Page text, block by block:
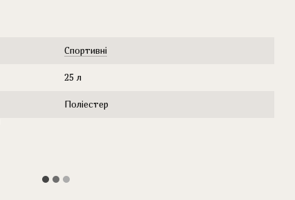
Cпортивні
25 л
Поліестер